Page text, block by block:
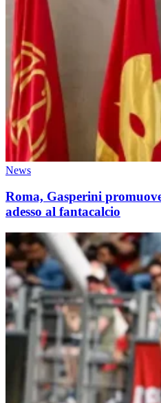
News
Roma, Gasperini
adesso al fantacalcio